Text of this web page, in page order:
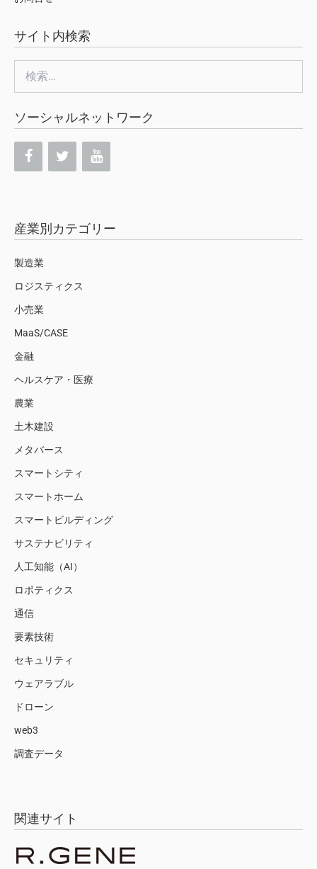
サイト内検索
索:
ソーシャルネットワーク
産業別カテゴリー
製造業
ロジスティクス
小売業
MaaS/CASE
金融
ヘルスケア・医療
農業
土木建設
メタバース
スマートシティ
スマートホーム
スマートビルディング
サステナビリティ
人工知能（AI）
ロボティクス
通信
要素技術
セキュリティ
ウェアラブル
ドローン
web3
調査データ
関連サイト